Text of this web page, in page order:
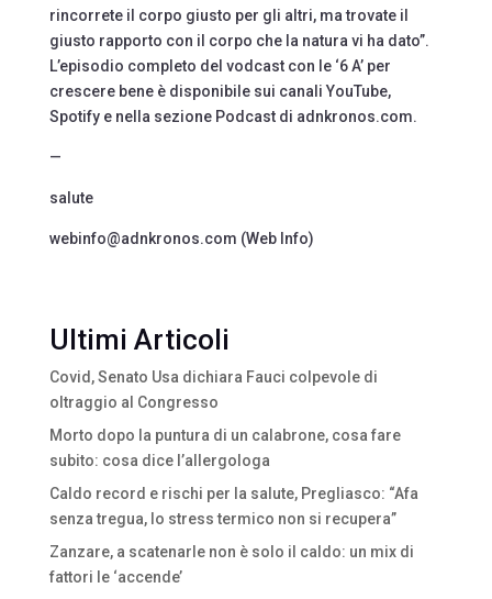
rincorrete il corpo giusto per gli altri, ma trovate il
giusto rapporto con il corpo che la natura vi ha dato”.
L’episodio completo del vodcast con le ‘6 A’ per
crescere bene è disponibile sui canali YouTube,
Spotify e nella sezione Podcast di adnkronos.com.
—
salute
webinfo@adnkronos.com (Web Info)
Ultimi Articoli
Covid, Senato Usa dichiara Fauci colpevole di
oltraggio al Congresso
Morto dopo la puntura di un calabrone, cosa fare
subito: cosa dice l’allergologa
Caldo record e rischi per la salute, Pregliasco: “Afa
senza tregua, lo stress termico non si recupera”
Zanzare, a scatenarle non è solo il caldo: un mix di
fattori le ‘accende’